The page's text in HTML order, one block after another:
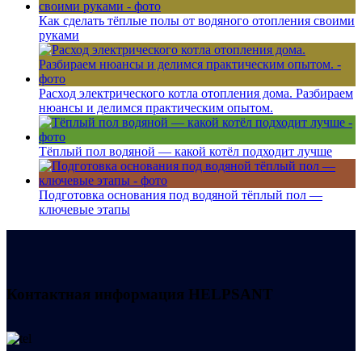
Как сделать тёплые полы от водяного отопления своими
руками
Расход электрического котла отопления дома. Разбираем
нюансы и делимся практическим опытом.
Тёплый пол водяной — какой котёл подходит лучше
Подготовка основания под водяной тёплый пол —
ключевые этапы
Контактная информация HELPSANT